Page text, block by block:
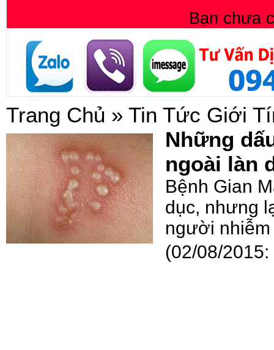
Bạn chưa
Trang Chủ » Tin Tức Giới
Những
ngoài làn
Bệnh Gian
dục, nhưng
người
(02/08/